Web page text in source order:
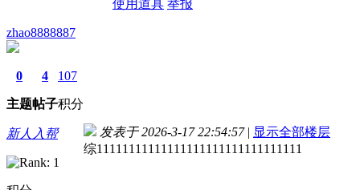
使用道具 举报
zhao8888887
0
主题
4
帖子
107
积分
新人入帮 发表于 2026-3-17 22:54:57 | 显示全部楼层
综11111111111111111111111111111111